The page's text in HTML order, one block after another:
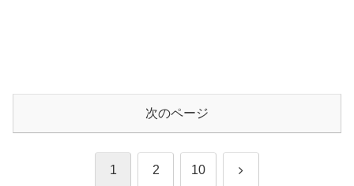
次のページ
1 2 10 次